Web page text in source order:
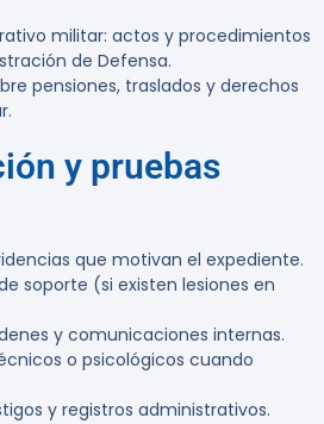
militar: actos y procedimientos
de Defensa.
pensiones, traslados y derechos
y pruebas
que motivan el expediente.
soporte (si existen lesiones en
y comunicaciones internas.
o psicológicos cuando
y registros administrativos.